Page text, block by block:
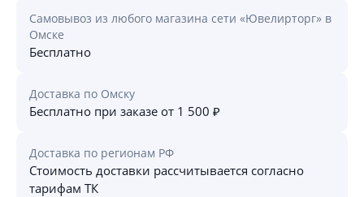
Самовывоз из любого магазина сети «Ювелирторг» в
Омске
Бесплатно
Доставка по Омску
Бесплатно при заказе от 1 500 ₽
Доставка по регионам РФ
Стоимость доставки рассчитывается согласно
тарифам ТК